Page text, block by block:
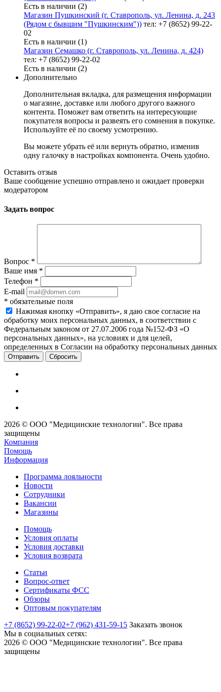
Есть в наличии (2)
Магазин Пушкинский (г. Ставрополь, ул. Ленина, д. 243
(Рядом с бывшим "Пушкинским")) тел: +7 (8652) 99-22-
02
Есть в наличии (1)
Магазин Семашко (г. Ставрополь, ул. Ленина, д. 424)
тел: +7 (8652) 99-22-02
Есть в наличии (2)
Дополнительно
Дополнительная вкладка, для размещения информации
о магазине, доставке или любого другого важного
контента. Поможет вам ответить на интересующие
покупателя вопросы и развеять его сомнения в покупке.
Используйте её по своему усмотрению.
Вы можете убрать её или вернуть обратно, изменив
одну галочку в настройках компонента. Очень удобно.
Оставить отзыв
Ваше сообщение успешно отправлено и ожидает проверки
модератором
Задать вопрос
Вопрос *
Ваше имя *
Телефон *
E-mail
* обязательные поля
Нажимая кнопку «Отправить», я даю свое согласие на
обработку моих персональных данных, в соответствии с
Федеральным законом от 27.07.2006 года №152-ФЗ «О
персональных данных», на условиях и для целей,
определенных в Согласии на обработку персональных данных
Сбросить
2026 © ООО "Медицинские технологии". Все права
защищены
Компания
Помощь
Информация
Программа лояльности
Новости
Сотрудники
Вакансии
Магазины
Помощь
Условия оплаты
Условия доставки
Условия возврата
Статьи
Вопрос-ответ
Сертификаты ФСС
Обзоры
Оптовым покупателям
+7 (8652) 99-22-02+7 (962) 431-59-15 Заказать звонок
Мы в социальных сетях:
2026 © ООО "Медицинские технологии". Все права
защищены